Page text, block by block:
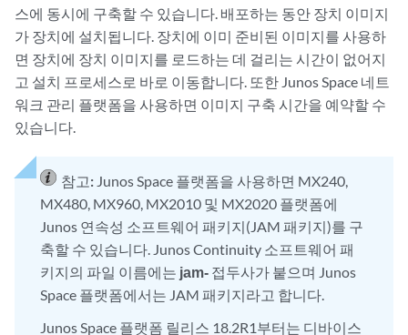
스에 동시에 구축할 수 있습니다. 배포하는 동안 장치 이미지
가 장치에 설치됩니다. 장치에 이미 준비된 이미지를 사용하
면 장치에 장치 이미지를 로드하는 데 걸리는 시간이 없어지
고 설치 프로세스로 바로 이동합니다. 또한 Junos Space 네트
워크 관리 플랫폼을 사용하면 이미지 구축 시간을 예약할 수
있습니다.
참고: Junos Space 플랫폼을 사용하면 MX240,
MX480, MX960, MX2010 및 MX2020 플랫폼에
Junos 연속성 소프트웨어 패키지(JAM 패키지)를 구
축할 수 있습니다. Junos Continuity 소프트웨어 패
키지의 파일 이름에는 jam- 접두사가 붙으며 Junos
Space 플랫폼에서는 JAM 패키지라고 합니다.
Junos Space 플랫폼 릴리스 18.2R1부터는 디바이스